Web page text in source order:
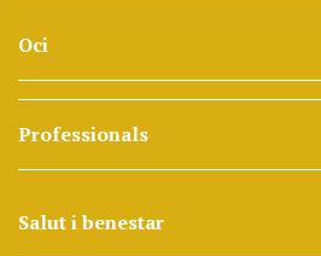
Oci
Professionals
Salut i benestar